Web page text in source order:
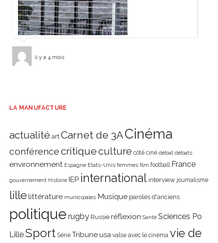
il y a 4 mois
LA MANUFACTURE
actualité art Carnet de 3ACinéma
conférencecritiqueculture côté ciné débat débats
environnement Espagne Etats-Unis femmes film football France
gouvernement Histoire IEP international interview journalisme
lillelittérature municipales Musique paroles d'anciens
politique rugby Russie réflexion Santé Sciences Po
LilleSport Série Tribune usa valse avec le cinéma vie de